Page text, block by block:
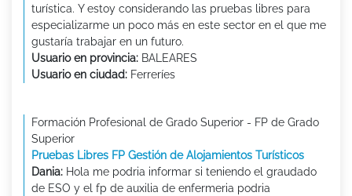
turística. Y estoy considerando las pruebas libres para
especializarme un poco más en este sector en el que me
gustaría trabajar en un futuro.
Usuario en provincia: BALEARES
Usuario en ciudad: Ferreríes
Formación Profesional de Grado Superior - FP de Grado
Superior
Pruebas Libres FP Gestión de Alojamientos Turísticos
Dania: Hola me podria informar si teniendo el graudado
de ESO y el fp de auxilia de enfermeria podria